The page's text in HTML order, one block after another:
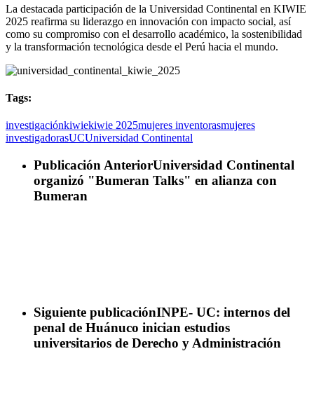
La destacada participación de la Universidad Continental en KIWIE
2025 reafirma su liderazgo en innovación con impacto social, así
como su compromiso con el desarrollo académico, la sostenibilidad
y la transformación tecnológica desde el Perú hacia el mundo.
Tags:
investigaciónkiwiekiwie 2025mujeres inventorasmujeres
investigadorasUCUniversidad Continental
Publicación AnteriorUniversidad Continental
organizó "Bumeran Talks" en alianza con
Bumeran
Siguiente publicaciónINPE- UC: internos del
penal de Huánuco inician estudios
universitarios de Derecho y Administración